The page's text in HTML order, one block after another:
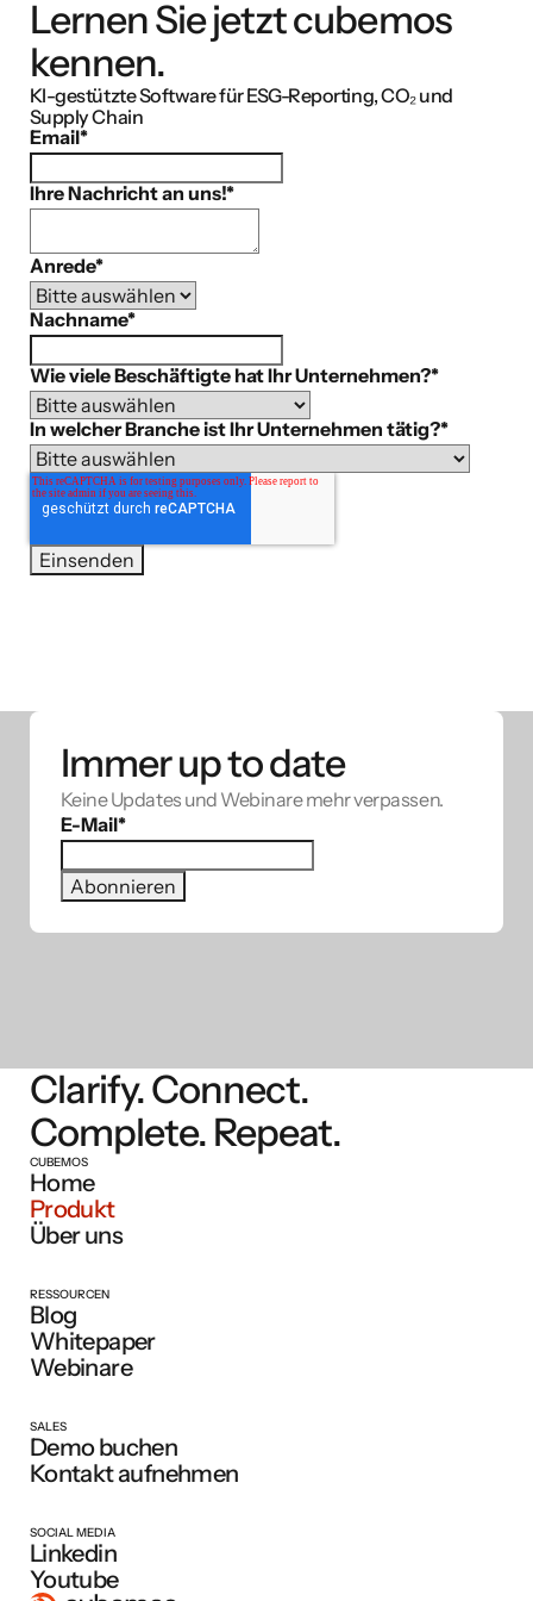
Lernen Sie jetzt cubemos
kennen.
KI-gestützte Software für ESG-Reporting, CO₂ und
Supply Chain
Email*
Ihre Nachricht an uns!*
Anrede*
Nachname*
Wie viele Beschäftigte hat Ihr Unternehmen?*
In welcher Branche ist Ihr Unternehmen tätig?*
Immer up to date
Keine Updates und Webinare mehr verpassen.
E-Mail*
Clarify. Connect.
Complete. Repeat.
CUBEMOS
Home
Produkt
Über uns
RESSOURCEN
Blog
Whitepaper
Webinare
SALES
Demo buchen
Kontakt aufnehmen
SOCIAL MEDIA
Linkedin
Youtube